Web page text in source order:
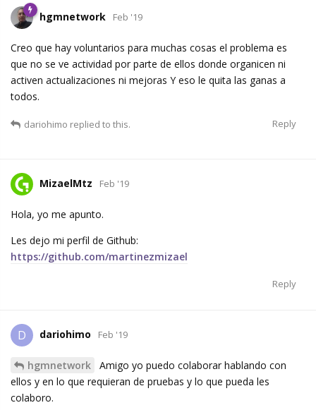
hgmnetwork Feb '19
Creo que hay voluntarios para muchas cosas el problema es
que no se ve actividad por parte de ellos donde organicen ni
activen actualizaciones ni mejoras Y eso le quita las ganas a
todos.
Reply
dariohimo replied to this.
MizaelMtz Feb '19
Hola, yo me apunto.
Les dejo mi perfil de Github:
https://github.com/martinezmizael
Reply
D dariohimo Feb '19
hgmnetwork
Amigo yo puedo colaborar hablando con
ellos y en lo que requieran de pruebas y lo que pueda les
colaboro.